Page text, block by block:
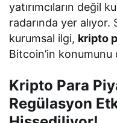
yatırımcıların değil
radarında yer alıyor.
kurumsal ilgi, kripto
Bitcoin’in
Kripto Para
Regülasyon